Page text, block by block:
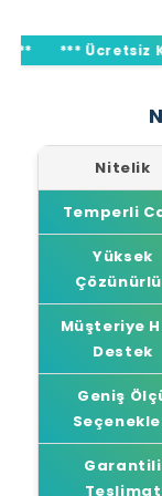
*** Ücretsiz
Nitelik
Temperli
Yüksek
Müşteriye
Destek
Geniş
Garantili
Teslimat